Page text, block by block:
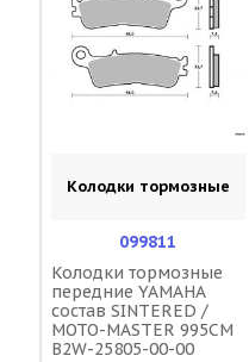
Колодки тормозные
099811
Колодки тормозные
передние YAMAHA
состав SINTERED /
MOTO-MASTER 995CM
B2W-25805-00-00